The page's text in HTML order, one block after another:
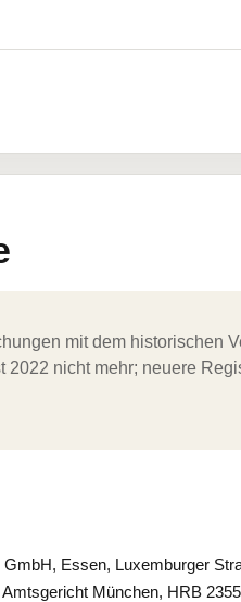
mit dem historischen
nicht mehr; neuere
Essen, Luxemburger
München, HRB